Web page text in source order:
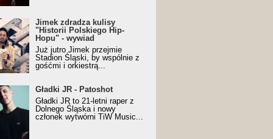
zdradza kulisy "Historii
Hip-Hopu" - wywiad
Jimek zdradza kulisy
"Historii Polskiego Hip-
Hopu" - wywiad
Już jutro Jimek przejmie
Stadion Śląski, by wspólnie z
gośćmi i orkiestrą...
JR - Patoshot
Gładki JR - Patoshot
Gładki JR to 21-letni raper z
Dolnego Śląska i nowy
członek wytwórni TiW Music...